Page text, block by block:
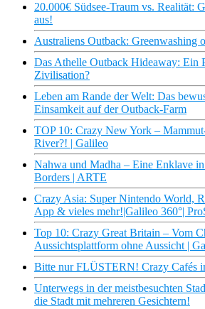
20.000€ Südsee-Traum vs. Realität:
aus!
Australiens Outback: Greenwashing
Das Athelle Outback Hideaway: Ein
Zivilisation?
Leben am Rande der Welt: Das
Einsamkeit auf der Outback-Farm
TOP 10: Crazy New York –
River?! | Galileo
Nahwa und Madha – Eine Enklave
Borders | ARTE
Crazy Asia: Super Nintendo World,
App & vieles mehr!|Galileo 360°|
Top 10: Crazy Great Britain – Vom
Aussichtsplattform ohne Aussicht |
Bitte nur FLÜSTERN! Crazy Cafés
Unterwegs in der meistbesuchten
die Stadt mit mehreren Gesichtern!